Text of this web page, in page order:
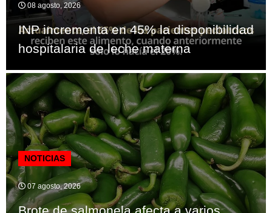
08 agosto, 2026
INP incrementa en 45% la disponibilidad
hospitalaria de leche materna
NOTICIAS
07 agosto, 2026
Brote de salmonela afecta a varios